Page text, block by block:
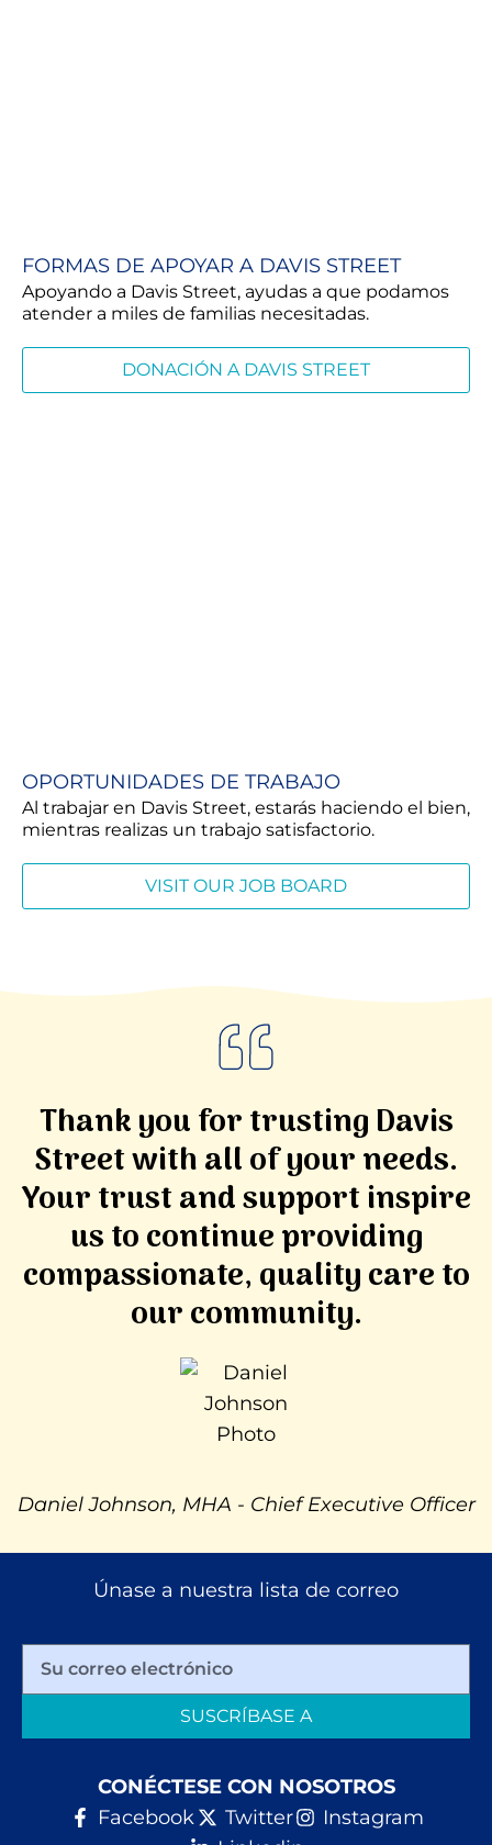
FORMAS DE APOYAR A DAVIS STREET
Apoyando a Davis Street, ayudas a que podamos
atender a miles de familias necesitadas.
DONACIÓN A DAVIS STREET
OPORTUNIDADES DE TRABAJO
Al trabajar en Davis Street, estarás haciendo el bien,
mientras realizas un trabajo satisfactorio.
VISIT OUR JOB BOARD
Thank you for trusting Davis
Street with all of your needs.
Your trust and support inspire
us to continue providing
compassionate, quality care to
our community.
Daniel Johnson, MHA - Chief Executive Officer
Únase a nuestra lista de correo
SUSCRÍBASE A
CONÉCTESE CON NOSOTROS
Facebook
Twitter
Instagram